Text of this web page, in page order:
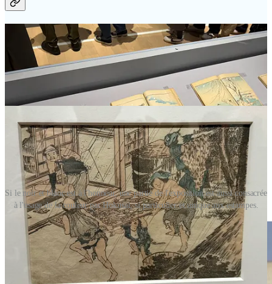
Si le noir et blanc est à l'honneur, une partie de l'exposition est aussi consacrée
à l'usage de la couleur par Hokusai, si particulier et unique aux estampes.